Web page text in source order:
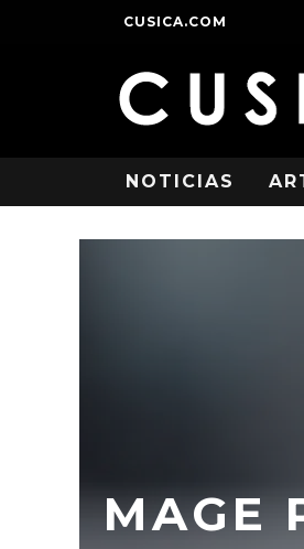
CUSICA.COM
NOTICIAS
MAGE